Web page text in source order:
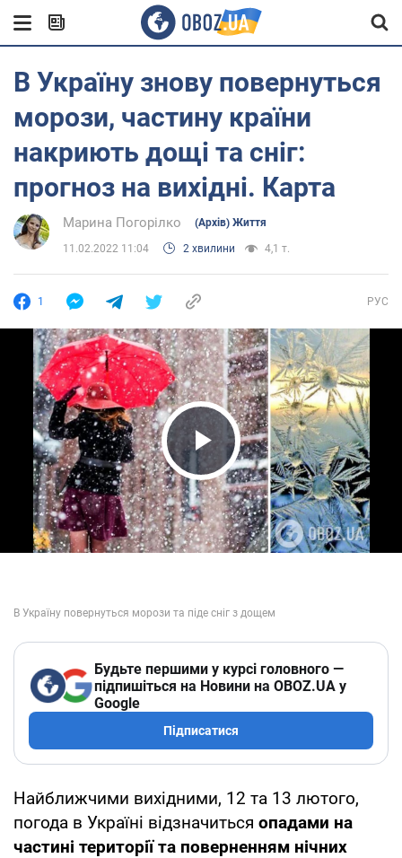
В Україну знову повернуться
морози, частину країни
накриють дощі та сніг:
прогноз на вихідні. Карта
Марина Погорілко (Архів) Життя
11.02.2022 11:04 2 хвилини 4,1 т.
1 РУС
Play Video
Будьте першими у курсі головного —
підпишіться на Новини на OBOZ.UA у
Google
Підписатися
Найближчими вихідними, 12 та 13 лютого,
погода в Україні відзначиться опадами на
частині території та поверненням нічних